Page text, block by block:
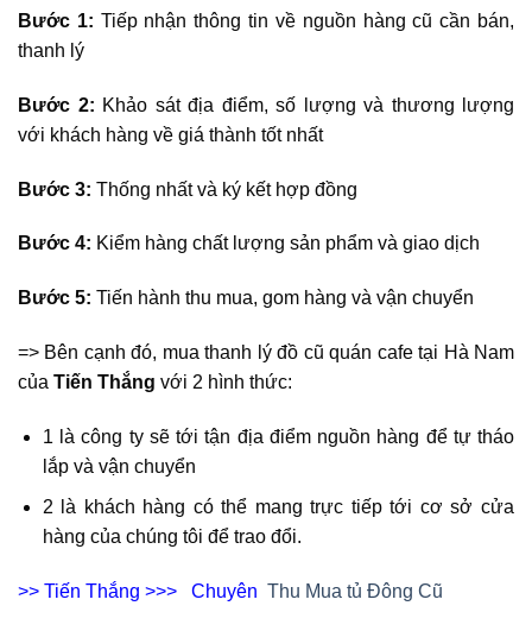
Bước 1: Tiếp nhận thông tin về nguồn hàng cũ cần bán,
thanh lý
Bước 2: Khảo sát địa điểm, số lượng và thương lượng
với khách hàng về giá thành tốt nhất
Bước 3: Thống nhất và ký kết hợp đồng
Bước 4: Kiểm hàng chất lượng sản phẩm và giao dịch
Bước 5: Tiến hành thu mua, gom hàng và vận chuyển
=> Bên cạnh đó, mua thanh lý đồ cũ quán cafe tại Hà Nam
của Tiến Thắng với 2 hình thức:
1 là công ty sẽ tới tận địa điểm nguồn hàng để tự tháo
lắp và vận chuyển
2 là khách hàng có thể mang trực tiếp tới cơ sở cửa
hàng của chúng tôi để trao đổi.
>> Tiến Thắng >>> Chuyên Thu Mua tủ Đông Cũ